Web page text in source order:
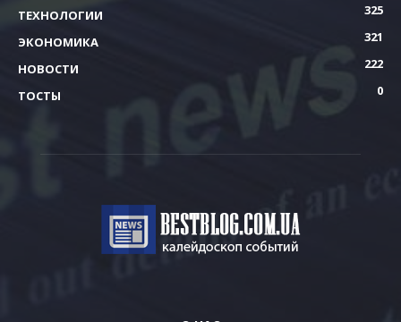
ТЕХНОЛОГИИ
325
ЭКОНОМИКА
321
НОВОСТИ
222
ТОСТЫ
0